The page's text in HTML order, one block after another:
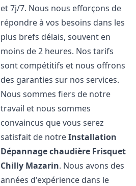
et 7j/7. Nous nous efforçons de
répondre à vos besoins dans les
plus brefs délais, souvent en
moins de 2 heures. Nos tarifs
sont compétitifs et nous offrons
des garanties sur nos services.
Nous sommes fiers de notre
travail et nous sommes
convaincus que vous serez
satisfait de notreInstallation
Dépannage chaudière Frisquet
Chilly Mazarin. Nous avons des
années d'expérience dans le